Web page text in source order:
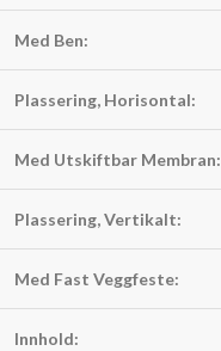
Med Ben:
Plassering, Horisontal:
Med Utskiftbar Membran:
Plassering, Vertikalt:
Med Fast Veggfeste:
Innhold: